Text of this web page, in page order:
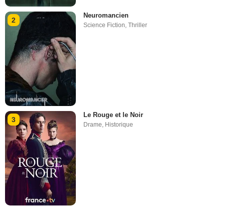
2
Neuromancien
Science Fiction,Thriller
3
Le Rouge et le Noir
Drame, Historique